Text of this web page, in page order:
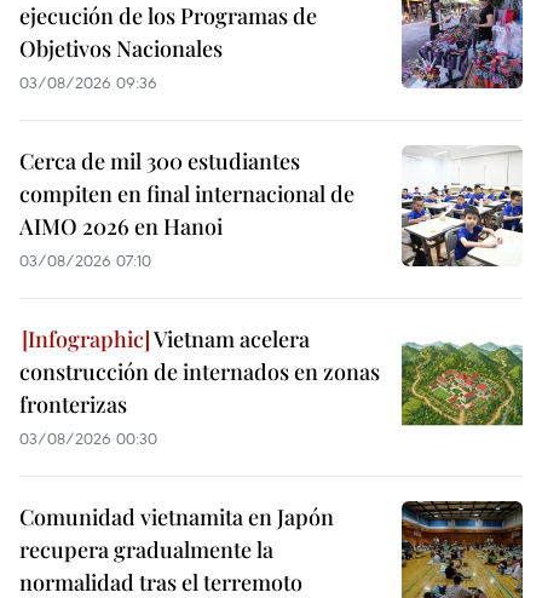
ejecución de los Programas de
Objetivos Nacionales
03/08/2026 09:36
Cerca de mil 300 estudiantes
compiten en final internacional de
AIMO 2026 en Hanoi
03/08/2026 07:10
Vietnam acelera
construcción de internados en zonas
fronterizas
03/08/2026 00:30
Comunidad vietnamita en Japón
recupera gradualmente la
normalidad tras el terremoto